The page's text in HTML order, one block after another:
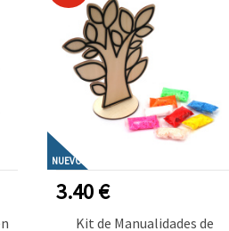
NUEVO
3.40 €
Kit de Manualidades de